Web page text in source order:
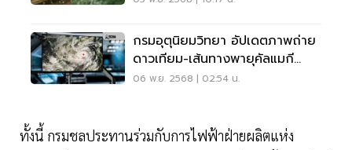
กรมอุตุนิยมวิทยา อัปเดตภาพถ่าย
ดาวเทียม-เส้นทางพายุคัลแมกี
ล่าสุด 6 พ.ย.68
06 พ.ย. 2568 | 02:54 น.
ทั้งนี้ กรมชลประทานร่วมกับการไฟฟ้าฝ่ายผลิตแห่ง